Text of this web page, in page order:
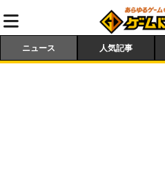
ニュース 人気記事